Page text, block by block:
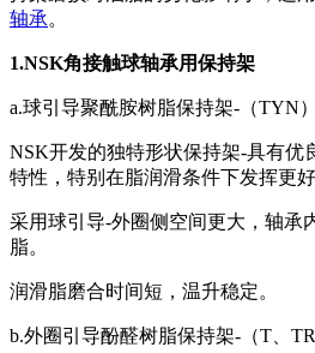
轴承。
1.NSK角接触球轴承用保持架
a.球引导聚酰胺树脂保持架-（TYN
NSK开发的独特形状保持架-具有优
特性，特别在脂润滑条件下发挥更好
采用球引导-外圈侧空间更大，轴承
脂。
润滑脂磨合时间短，温升稳定。
b.外圈引导酚醛树脂保持架-（T、TR